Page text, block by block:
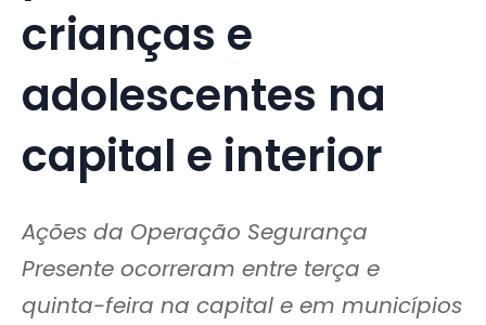
crianças e
adolescentes na
capital e interior
Ações da Operação Segurança
Presente ocorreram entre terça e
quinta-feira na capital e em municípios